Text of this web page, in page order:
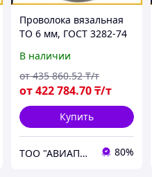
Проволока вязальная
ТО 6 мм, ГОСТ 3282-74
В наличии
от422 784.70₸/т
от 435 860.52 ₸/т
Купить
ТОО "АВИАПРОМСТАЛЬ" 80%